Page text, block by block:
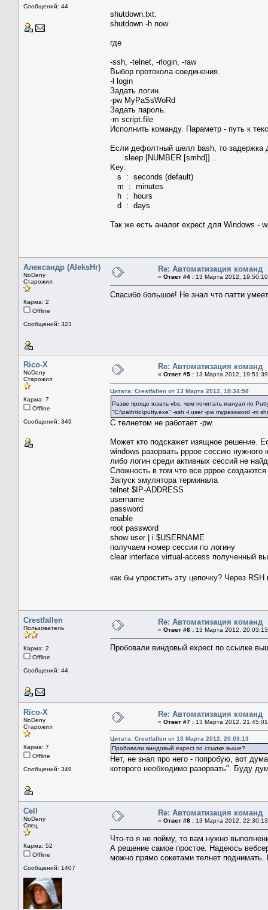
Сообщений: 44
shutdown.txt:
shutdown -h now
где
-ssh, -telnet, -rlogin, -raw
Выбор протокола соединения.
-l login
Задать логин.
-pw MyPaSsWoRd
Задать пароль.
-m script.file
Исполнить команду. Параметр - путь к
Если дефолтный шелл bash, то задержка
sleep [NUMBER [smhd]]...
Key:
s : seconds (default)
m : minutes
h : hours
d : days
Так же есть аналог expect для Windows -
Александр (AleksHr)
NoDeny
Старожил
Карма: 2
Offline
Сообщений: 323
Re: Автоматизация команд
« Ответ #4 : 13 Марта 2012,
Спасибо большое! Не знал что патти
Rico-X
NoDeny
Старожил
Карма: 7
Offline
Сообщений: 349
Re: Автоматизация команд
« Ответ #5 : 13 Марта 2012,
Цитата: Crestfallen от 13 Марта 2012, 18:34:58
Разве проще юзать vbs, чем почитать мануал по
"C:\path\to\putty.exe" -ssh -l user -pw mypassword -m
C телнетом не работает -pw.
Может кто подскажет изящное решение.
windows разорвать pppoe сессию
либо логин среди активных сессий не
Сложность в том что все pppoe
Запуск эмулятора терминала
telnet $IP-ADDRESS
username
password
enable
root password
show user | i $USERNAME
получаем номер сессии по логину
clear interface virtual-access полученный
как бы упростить эту цепочку? Через
Crestfallen
Пользователь
Карма: 2
Offline
Сообщений: 44
Re: Автоматизация команд
« Ответ #6 : 13 Марта 2012,
Пробовали виндовый expect по ссылке
Rico-X
NoDeny
Старожил
Карма: 7
Offline
Сообщений: 349
Re: Автоматизация команд
« Ответ #7 : 13 Марта 2012,
Цитата: Crestfallen от 13 Марта 2012, 20:03:13
Пробовали виндовый expect по ссылке выше?
Нет, не знал про него - попробую, вот
которого необходимо разорвать". Буду
Cell
NoDeny
Спец
Карма: 52
Offline
Сообщений: 1407
Re: Автоматизация команд
« Ответ #8 : 13 Марта 2012,
Что-то я не пойму, то вам нужно
А решение самое простое. Надеюсь
можно прямо сокетами телнет